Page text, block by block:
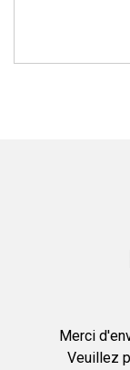
Merci
Veuillez